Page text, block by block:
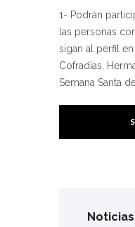
1- Podrán
las personas
sigan al perfil
Cofradías,
Semana Santa
Noticias